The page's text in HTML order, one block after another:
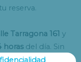
reserva.
Tarragona 161 y
horas del día. Sin
distintos